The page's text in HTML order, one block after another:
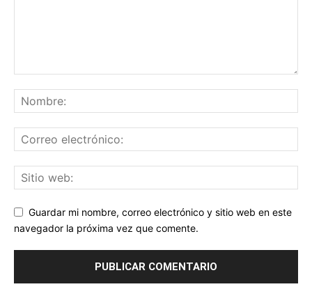
Guardar mi nombre, correo electrónico y sitio web en este
navegador la próxima vez que comente.